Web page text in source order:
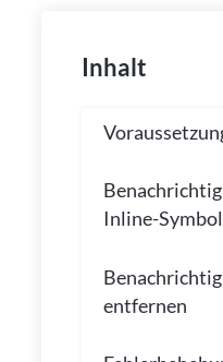
Inhalt
Inline-
entfernen